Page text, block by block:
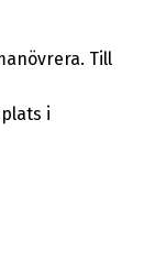
Till
i